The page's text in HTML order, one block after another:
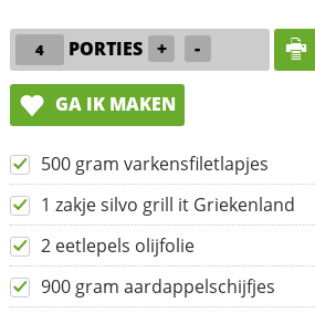
PORTIES + -
GA IK MAKEN
500 gram varkensfiletlapjes
1 zakje silvo grill it Griekenland
2 eetlepels olijfolie
900 gram aardappelschijfjes